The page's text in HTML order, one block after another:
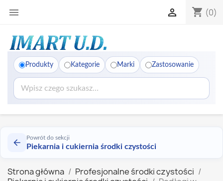
 shopping_cart (0)

Produkty Kategorie Marki Zastosowanie
Powrót do sekcji
Piekarnia i cukiernia środki czystości
Strona główna
Profesjonalne środki czystości